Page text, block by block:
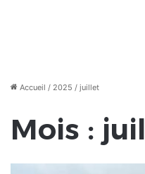
Accueil / 2025 / juillet
Mois :